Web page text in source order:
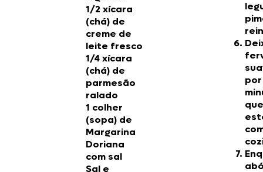
1/2 xícara
(chá) de
creme de
leite fresco
1/4 xícara
(chá) de
parmesão
ralado
1 colher
(sopa) de
Margarina
Doriana
com sal
Sal e
por